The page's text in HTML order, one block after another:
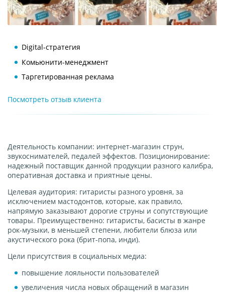
Digital-стратегия
Комьюнити-менеджмент
Таргетированная реклама
Деятельность компании: интернет-магазин струн,
звукоснимателей, педалей эффектов. Позиционирование:
надежный поставщик данной продукции разного калибра,
оперативная доставка и приятные цены.
Целевая аудитория: гитаристы разного уровня, за
исключением мастодонтов, которые, как правило,
напрямую заказывают дорогие струны и сопутствующие
товары. Преимущественно: гитаристы, басисты в жанре
рок-музыки, в меньшей степени, любители блюза или
акустического рока (брит-попа, инди).
Цели присутствия в социальных медиа:
повышение лояльности пользователей
увеличения числа новых обращений в магазин